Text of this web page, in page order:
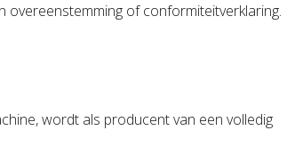
overeenstemming of conformiteitverklaring.
wordt als producent van een volledig